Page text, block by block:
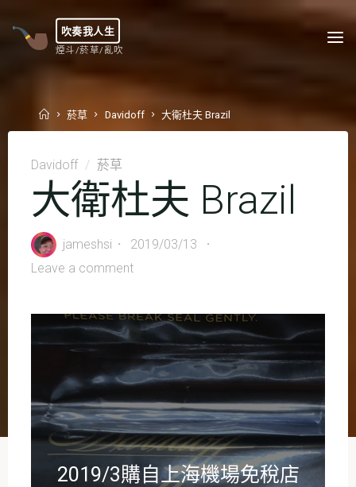
content
吹奏我人生
煙斗/菸草/亂吹
Home
菸草 Davidoff 大衛杜夫 Brazil
Davidoff / 菸草
大衛杜夫 Brazil
jameshsi
2019/03/13
Leave a comment
2019/3購自上海機場免稅店